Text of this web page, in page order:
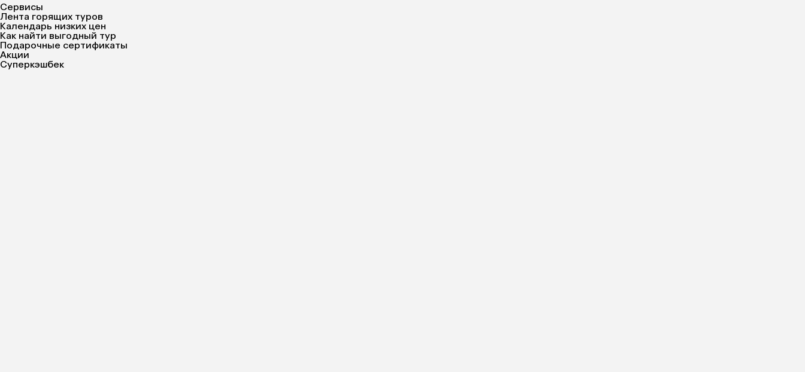
Сервисы
Лента горящих туров
Календарь низких цен
Как найти выгодный тур
Подарочные сертификаты
Акции
Суперкэшбек